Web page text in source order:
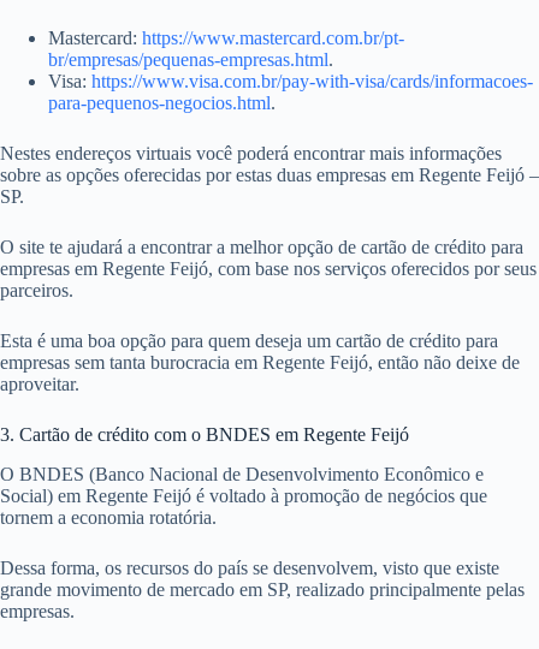
Mastercard: https://www.mastercard.com.br/pt-
br/empresas/pequenas-empresas.html.
Visa: https://www.visa.com.br/pay-with-visa/cards/informacoes-
para-pequenos-negocios.html.
Nestes endereços virtuais você poderá encontrar mais informações
sobre as opções oferecidas por estas duas empresas em Regente Feijó –
SP.
O site te ajudará a encontrar a melhor opção de cartão de crédito para
empresas em Regente Feijó, com base nos serviços oferecidos por seus
parceiros.
Esta é uma boa opção para quem deseja um cartão de crédito para
empresas sem tanta burocracia em Regente Feijó, então não deixe de
aproveitar.
3. Cartão de crédito com o BNDES em Regente Feijó
O BNDES (Banco Nacional de Desenvolvimento Econômico e
Social) em Regente Feijó é voltado à promoção de negócios que
tornem a economia rotatória.
Dessa forma, os recursos do país se desenvolvem, visto que existe
grande movimento de mercado em SP, realizado principalmente pelas
empresas.